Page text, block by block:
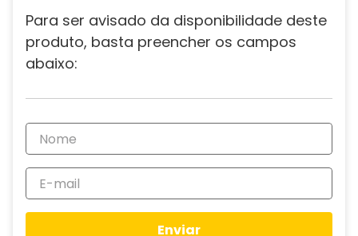
Para ser avisado da disponibilidade deste
produto, basta preencher os campos
abaixo:
Enviar